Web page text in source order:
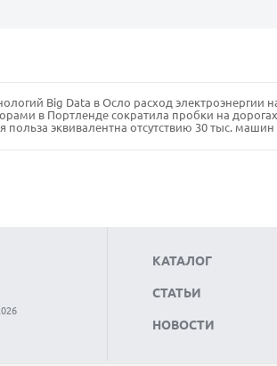
Big Data в Осло расход электроэнергии
в Портленде сократила пробки на
польза эквивалентна отсутствию 30 тыс. машин
КАТАЛОГ
СТАТЬИ
НОВОСТИ